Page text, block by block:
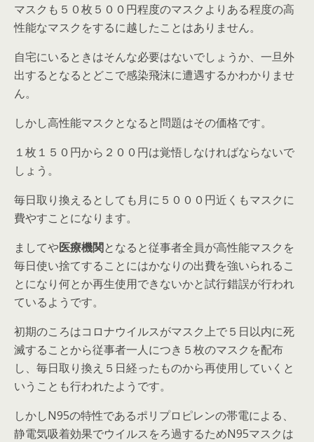
マスクも５０枚５００円程度のマスクよりある程度の高
性能なマスクをするに越したことはありません。
自宅にいるときはそんな必要はないでしょうか、一旦外
出するとなるとどこで感染飛沫に遭遇するかわかりませ
ん。
しかし高性能マスクとなると問題はその価格です。
１枚１５０円から２００円は覚悟しなければならないで
しょう。
毎日取り換えるとしても月に５０００円近くもマスクに
費やすことになります。
ましてや医療機関となると従事者全員が高性能マスクを
毎日使い捨てすることにはかなりの出費を強いられるこ
とになり何とか再生使用できないかと試行錯誤が行われ
ているようです。
初期のころはコロナウイルスがマスク上で５日以内に死
滅することから従事者一人につき５枚のマスクを配布
し、毎日取り換え５日経ったものから再使用していくと
いうことも行われたようです。
しかしN95の特性であるポリプロピレンの帯電による、
静電気吸着効果でウイルスをろ過するためN95マスクは